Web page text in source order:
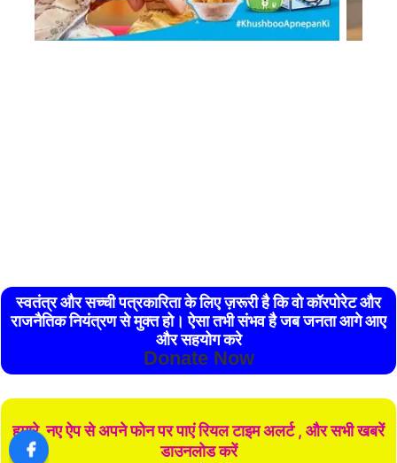
स्वतंत्र और सच्ची पत्रकारिता के लिए ज़रूरी है कि वो कॉरपोरेट और
राजनैतिक नियंत्रण से मुक्त हो। ऐसा तभी संभव है जब जनता आगे आए
और सहयोग करे
Donate Now
हमारे नए ऐप से अपने फोन पर पाएं रियल टाइम अलर्ट , और सभी खबरें
डाउनलोड करें